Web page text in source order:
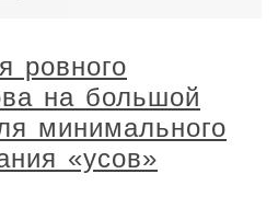
ровного
на большой
минимального
«усов»